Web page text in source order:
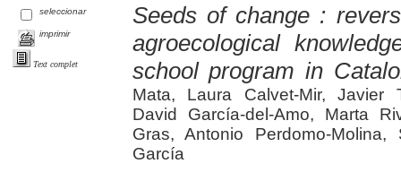
seleccionar
imprimir
Text complet
Seeds of change :
agroecological
school program in
Mata, Laura Calvet-Mir, Javier
David García-del-Amo, Marta
Gras, Antonio Perdomo-
García